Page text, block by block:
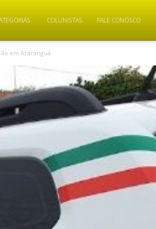
COLUNISTAS FALE CONOSCO
em Araranguá